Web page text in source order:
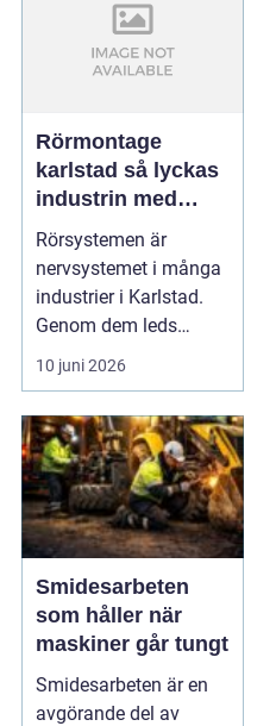
Rörmontage
karlstad så lyckas
industrin med
säkra och hållbara
rörlösningar
Rörsystemen är
nervsystemet i många
industrier i Karlstad.
Genom dem leds
värme, kyla, ånga,
gaser o...
10 juni 2026
Smidesarbeten
som håller när
maskiner går tungt
Smidesarbeten är en
avgörande del av